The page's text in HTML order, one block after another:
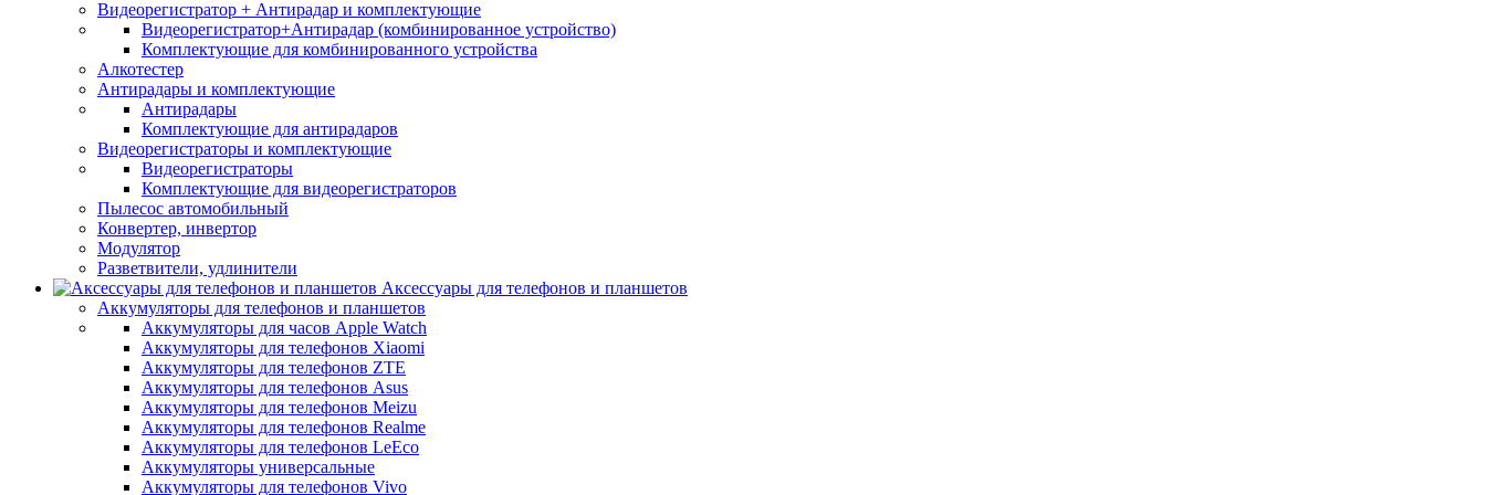
Видеорегистратор + Антирадар и комплектующие
Видеорегистратор+Антирадар (комбинированное устройство)
Комплектующие для комбинированного устройства
Алкотестер
Антирадары и комплектующие
Антирадары
Комплектующие для антирадаров
Видеорегистраторы и комплектующие
Видеорегистраторы
Комплектующие для видеорегистраторов
Пылесос автомобильный
Конвертер, инвертор
Модулятор
Разветвители, удлинители
Аксессуары для телефонов и планшетов
Аккумуляторы для телефонов и планшетов
Аккумуляторы для часов Apple Watch
Аккумуляторы для телефонов Xiaomi
Аккумуляторы для телефонов ZTE
Аккумуляторы для телефонов Asus
Аккумуляторы для телефонов Meizu
Аккумуляторы для телефонов Realme
Аккумуляторы для телефонов LeEco
Аккумуляторы универсальные
Аккумуляторы для телефонов Vivo